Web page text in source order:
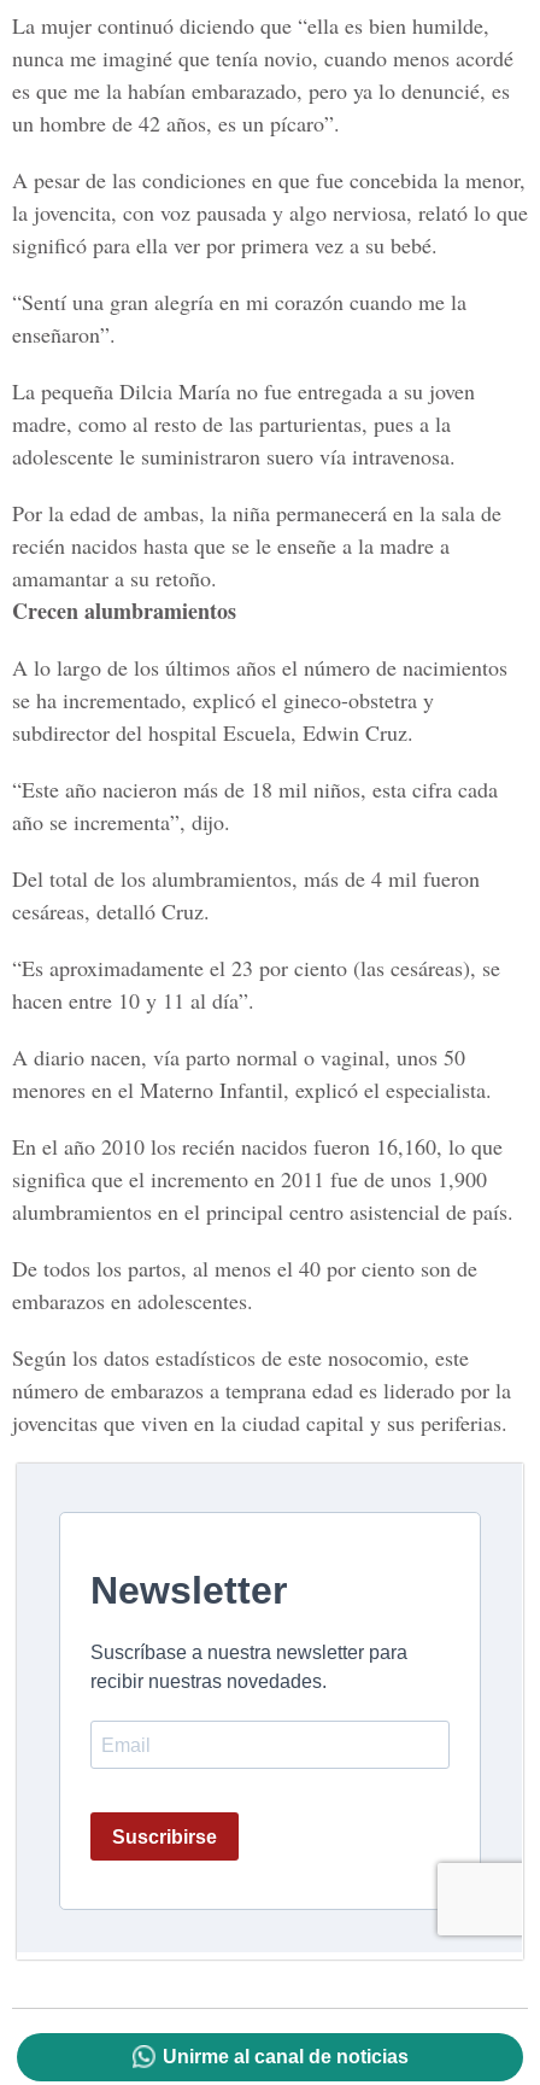
La mujer continuó diciendo que “ella es bien humilde,
nunca me imaginé que tenía novio, cuando menos acordé
es que me la habían embarazado, pero ya lo denuncié, es
un hombre de 42 años, es un pícaro”.
A pesar de las condiciones en que fue concebida la menor,
la jovencita, con voz pausada y algo nerviosa, relató lo que
significó para ella ver por primera vez a su bebé.
“Sentí una gran alegría en mi corazón cuando me la
enseñaron”.
La pequeña Dilcia María no fue entregada a su joven
madre, como al resto de las parturientas, pues a la
adolescente le suministraron suero vía intravenosa.
Por la edad de ambas, la niña permanecerá en la sala de
recién nacidos hasta que se le enseñe a la madre a
amamantar a su retoño.
Crecen alumbramientos
A lo largo de los últimos años el número de nacimientos
se ha incrementado, explicó el gineco-obstetra y
subdirector del hospital Escuela, Edwin Cruz.
“Este año nacieron más de 18 mil niños, esta cifra cada
año se incrementa”, dijo.
Del total de los alumbramientos, más de 4 mil fueron
cesáreas, detalló Cruz.
“Es aproximadamente el 23 por ciento (las cesáreas), se
hacen entre 10 y 11 al día”.
A diario nacen, vía parto normal o vaginal, unos 50
menores en el Materno Infantil, explicó el especialista.
En el año 2010 los recién nacidos fueron 16,160, lo que
significa que el incremento en 2011 fue de unos 1,900
alumbramientos en el principal centro asistencial de país.
De todos los partos, al menos el 40 por ciento son de
embarazos en adolescentes.
Según los datos estadísticos de este nosocomio, este
número de embarazos a temprana edad es liderado por la
jovencitas que viven en la ciudad capital y sus periferias.
Unirme al canal de noticias